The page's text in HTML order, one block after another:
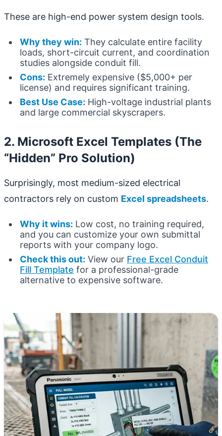
These are high-end power system design tools.
Why they win: They calculate entire facility
loads, short-circuit current, and coordination
studies alongside conduit fill.
Cons: Extremely expensive ($5,000+ per
license) and requires significant training.
Best Use Case: High-voltage industrial plants
and large commercial skyscrapers.
2. Microsoft Excel Templates (The
“Hidden” Pro Solution)
Surprisingly, most medium-sized electrical
contractors rely on custom Excel spreadsheets.
Why it wins: Low cost, no training required,
and you can customize your own submittal
reports with your company logo.
Check this out: View our Free Excel Conduit
Fill Template for a professional-grade
alternative to expensive software.